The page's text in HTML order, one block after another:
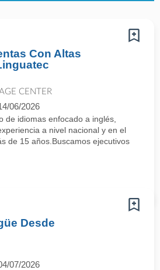
Con Altas
CENTER
06/2026
de idiomas enfocado a inglés,
a nivel nacional y en el
de 15 años.Buscamos ejecutivos
Desde
07/2026